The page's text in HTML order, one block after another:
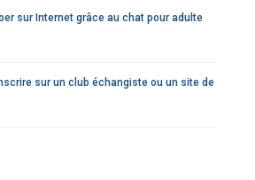
sur Internet grâce au chat pour adulte
sur un club échangiste ou un site de